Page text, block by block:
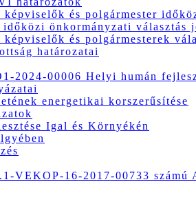
és polgármester
időközi önkormányzati választás
és polgármesterek
határozatai
2024-00006 Helyi humán
energetikai korszerűsítése
Igal és Környékén
VEKOP-16-2017-00733 számú